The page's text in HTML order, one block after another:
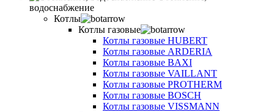
водоснабжение
Котлы
Котлы газовые
Котлы газовые HUBERT
Котлы газовые ARDERIA
Котлы газовые BAXI
Котлы газовые VAILLANT
Котлы газовые PROTHERM
Котлы газовые BOSCH
Котлы газовые VISSMANN